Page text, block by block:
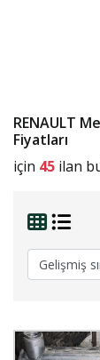
RENAULT
Fiyatları
için 45 ilan